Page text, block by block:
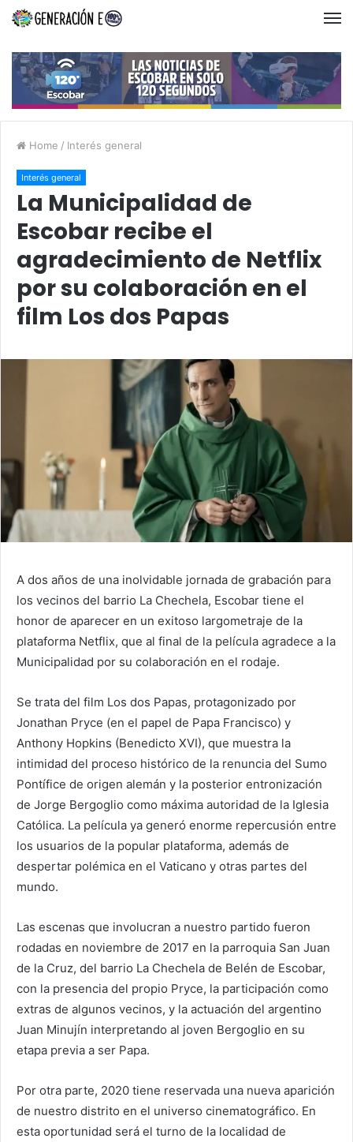
Home / Interés general
Interés general
La Municipalidad de
Escobar recibe el
agradecimiento de Netflix
por su colaboración en el
film Los dos Papas
A dos años de una inolvidable jornada de grabación para
los vecinos del barrio La Chechela, Escobar tiene el
honor de aparecer en un exitoso largometraje de la
plataforma Netflix, que al final de la película agradece a la
Municipalidad por su colaboración en el rodaje.
Se trata del film Los dos Papas, protagonizado por
Jonathan Pryce (en el papel de Papa Francisco) y
Anthony Hopkins (Benedicto XVI), que muestra la
intimidad del proceso histórico de la renuncia del Sumo
Pontífice de origen alemán y la posterior entronización
de Jorge Bergoglio como máxima autoridad de la Iglesia
Católica. La película ya generó enorme repercusión entre
los usuarios de la popular plataforma, además de
despertar polémica en el Vaticano y otras partes del
mundo.
Las escenas que involucran a nuestro partido fueron
rodadas en noviembre de 2017 en la parroquia San Juan
de la Cruz, del barrio La Chechela de Belén de Escobar,
con la presencia del propio Pryce, la participación como
extras de algunos vecinos, y la actuación del argentino
Juan Minujín interpretando al joven Bergoglio en su
etapa previa a ser Papa.
Por otra parte, 2020 tiene reservada una nueva aparición
de nuestro distrito en el universo cinematográfico. En
esta oportunidad será el turno de la localidad de